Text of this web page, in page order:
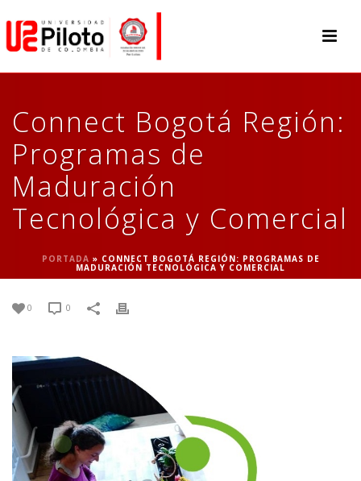
Connect Bogotá Región:
Programas de
Maduración
Tecnológica y Comercial
PORTADA » CONNECT BOGOTÁ REGIÓN: PROGRAMAS DE
MADURACIÓN TECNOLÓGICA Y COMERCIAL
0 0